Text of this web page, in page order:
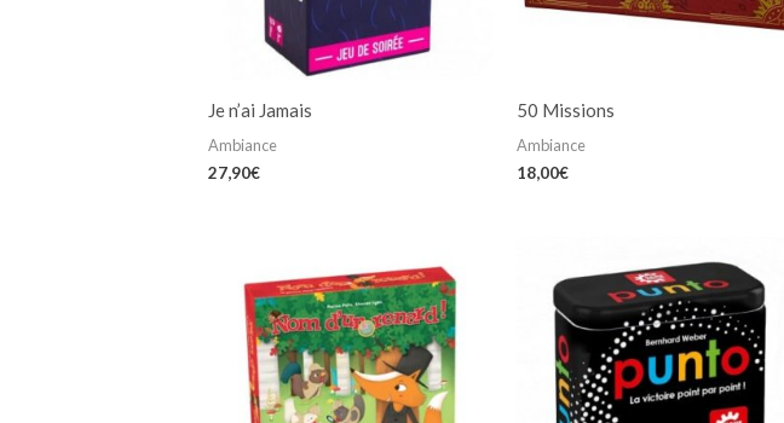
Je n’ai Jamais
Ambiance
27,90€
50 Missions
Ambiance
18,00€